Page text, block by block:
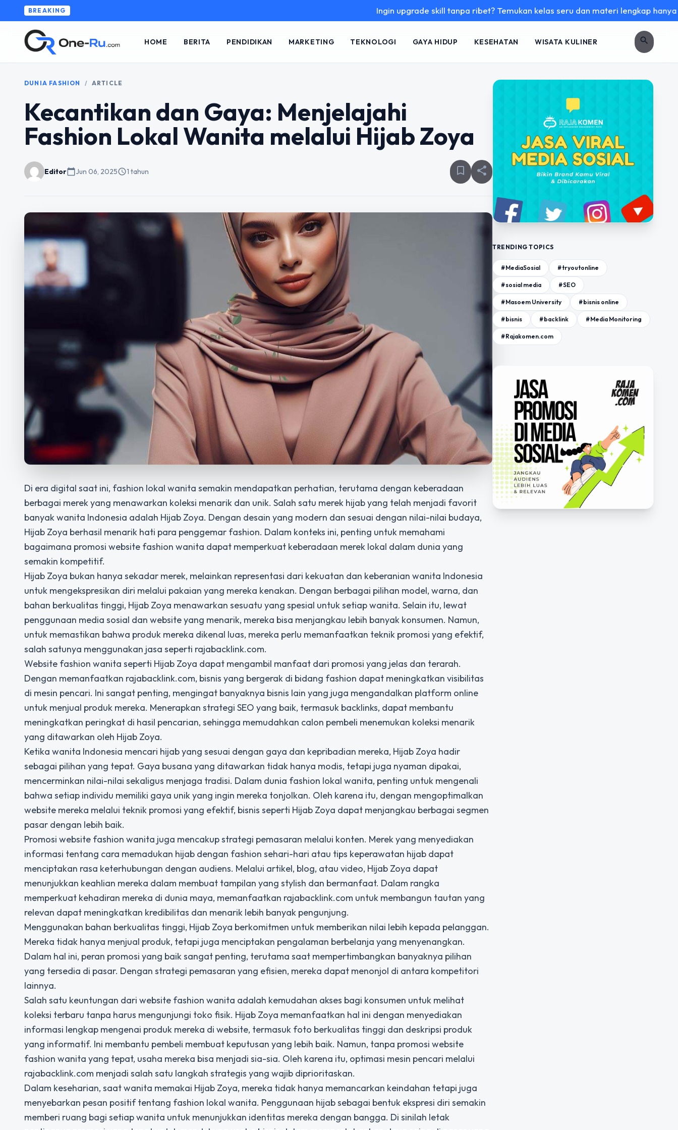
BREAKING Ingin upgrade skill tanpa ribet? Temukan kelas seru dan materi lengkap hanya di
HOME BERITA PENDIDIKAN MARKETING TEKNOLOGI GAYA HIDUP KESEHATAN WISATA KULINER search
DUNIA FASHION / ARTICLE
Kecantikan dan Gaya: Menjelajahi
Fashion Lokal Wanita melalui Hijab Zoya
Editorcalendar_today Jun 06, 2025schedule1 tahun bookmark_border share
Di era digital saat ini, fashion lokal wanita semakin mendapatkan perhatian, terutama dengan keberadaan
berbagai merek yang menawarkan koleksi menarik dan unik. Salah satu merek hijab yang telah menjadi favorit
banyak wanita Indonesia adalah Hijab Zoya. Dengan desain yang modern dan sesuai dengan nilai-nilai budaya,
Hijab Zoya berhasil menarik hati para penggemar fashion. Dalam konteks ini, penting untuk memahami
bagaimana promosi website fashion wanita dapat memperkuat keberadaan merek lokal dalam dunia yang
semakin kompetitif.
Hijab Zoya bukan hanya sekadar merek, melainkan representasi dari kekuatan dan keberanian wanita Indonesia
untuk mengekspresikan diri melalui pakaian yang mereka kenakan. Dengan berbagai pilihan model, warna, dan
bahan berkualitas tinggi, Hijab Zoya menawarkan sesuatu yang spesial untuk setiap wanita. Selain itu, lewat
penggunaan media sosial dan website yang menarik, mereka bisa menjangkau lebih banyak konsumen. Namun,
untuk memastikan bahwa produk mereka dikenal luas, mereka perlu memanfaatkan teknik promosi yang efektif,
salah satunya menggunakan jasa seperti rajabacklink.com.
Website fashion wanita seperti Hijab Zoya dapat mengambil manfaat dari promosi yang jelas dan terarah.
Dengan memanfaatkan rajabacklink.com, bisnis yang bergerak di bidang fashion dapat meningkatkan visibilitas
di mesin pencari. Ini sangat penting, mengingat banyaknya bisnis lain yang juga mengandalkan platform online
untuk menjual produk mereka. Menerapkan strategi SEO yang baik, termasuk backlinks, dapat membantu
meningkatkan peringkat di hasil pencarian, sehingga memudahkan calon pembeli menemukan koleksi menarik
yang ditawarkan oleh Hijab Zoya.
Ketika wanita Indonesia mencari hijab yang sesuai dengan gaya dan kepribadian mereka, Hijab Zoya hadir
sebagai pilihan yang tepat. Gaya busana yang ditawarkan tidak hanya modis, tetapi juga nyaman dipakai,
mencerminkan nilai-nilai sekaligus menjaga tradisi. Dalam dunia fashion lokal wanita, penting untuk mengenali
bahwa setiap individu memiliki gaya unik yang ingin mereka tonjolkan. Oleh karena itu, dengan mengoptimalkan
website mereka melalui teknik promosi yang efektif, bisnis seperti Hijab Zoya dapat menjangkau berbagai segmen
pasar dengan lebih baik.
Promosi website fashion wanita juga mencakup strategi pemasaran melalui konten. Merek yang menyediakan
informasi tentang cara memadukan hijab dengan fashion sehari-hari atau tips keperawatan hijab dapat
menciptakan rasa keterhubungan dengan audiens. Melalui artikel, blog, atau video, Hijab Zoya dapat
menunjukkan keahlian mereka dalam membuat tampilan yang stylish dan bermanfaat. Dalam rangka
memperkuat kehadiran mereka di dunia maya, memanfaatkan rajabacklink.com untuk membangun tautan yang
relevan dapat meningkatkan kredibilitas dan menarik lebih banyak pengunjung.
Menggunakan bahan berkualitas tinggi, Hijab Zoya berkomitmen untuk memberikan nilai lebih kepada pelanggan.
Mereka tidak hanya menjual produk, tetapi juga menciptakan pengalaman berbelanja yang menyenangkan.
Dalam hal ini, peran promosi yang baik sangat penting, terutama saat mempertimbangkan banyaknya pilihan
yang tersedia di pasar. Dengan strategi pemasaran yang efisien, mereka dapat menonjol di antara kompetitori
lainnya.
Salah satu keuntungan dari website fashion wanita adalah kemudahan akses bagi konsumen untuk melihat
koleksi terbaru tanpa harus mengunjungi toko fisik. Hijab Zoya memanfaatkan hal ini dengan menyediakan
informasi lengkap mengenai produk mereka di website, termasuk foto berkualitas tinggi dan deskripsi produk
yang informatif. Ini membantu pembeli membuat keputusan yang lebih baik. Namun, tanpa promosi website
fashion wanita yang tepat, usaha mereka bisa menjadi sia-sia. Oleh karena itu, optimasi mesin pencari melalui
rajabacklink.com menjadi salah satu langkah strategis yang wajib diprioritaskan.
Dalam keseharian, saat wanita memakai Hijab Zoya, mereka tidak hanya memancarkan keindahan tetapi juga
menyebarkan pesan positif tentang fashion lokal wanita. Penggunaan hijab sebagai bentuk ekspresi diri semakin
memberi ruang bagi setiap wanita untuk menunjukkan identitas mereka dengan bangga. Di sinilah letak
TRENDING TOPICS
#MediaSosial #tryoutonline
#sosial media #SEO
#Masoem University #bisnis online
#bisnis #backlink #Media Monitoring
#Rajakomen.com